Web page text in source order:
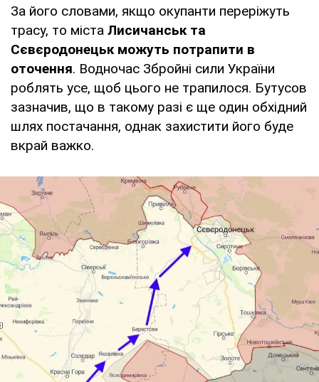
За його словами, якщо окупанти переріжуть
трасу, то міста Лисичанськ та
Сєвєродонецьк можуть потрапити в
оточення. Водночас Збройні сили України
роблять усе, щоб цього не трапилося. Бутусов
зазначив, що в такому разі є ще один обхідний
шлях постачання, однак захистити його буде
вкрай важко.